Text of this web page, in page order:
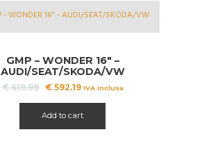
GMP – WONDER 16″ –
AUDI/SEAT/SKODA/VW
€619.99
Il
era:
€ 619.99.
€592.19Il
è:
€ 592.19.
IVA inclusa
Add to cart